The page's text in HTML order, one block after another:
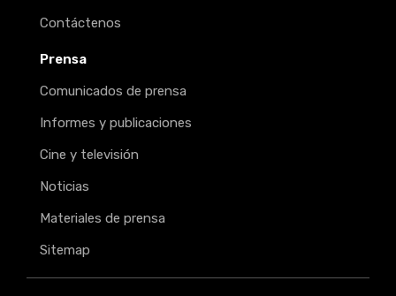
Contáctenos
Prensa
Comunicados de prensa
Informes y publicaciones
Cine y televisión
Noticias
Materiales de prensa
Sitemap